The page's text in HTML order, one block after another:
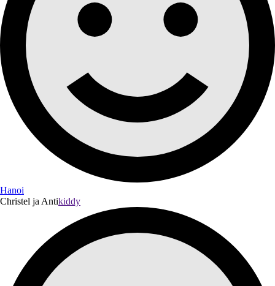
Hanoi
Christel ja Antikiddy